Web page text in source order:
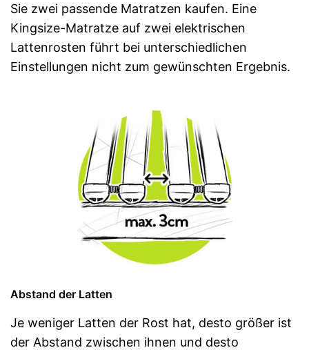
Sie zwei passende Matratzen kaufen. Eine
Kingsize-Matratze auf zwei elektrischen
Lattenrosten führt bei unterschiedlichen
Einstellungen nicht zum gewünschten Ergebnis.
Abstand der Latten
Je weniger Latten der Rost hat, desto größer ist
der Abstand zwischen ihnen und desto